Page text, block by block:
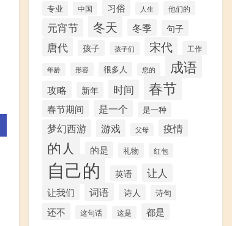
专业 中国 习俗 人生 他们的
元宵节 冬天 冬季 句子
唐代 孩子 孩子们 宋代 工作
年龄 形容 很多人 您的 成语
攻略 新年 时间 春节
春节期间 是一个 是一种
梦幻西游 游戏 父母 疫情
的人 的是 礼物 红包
自己的 英语 让人
让我们 词语 诗人 诗句
还不 这句话 这是 都是